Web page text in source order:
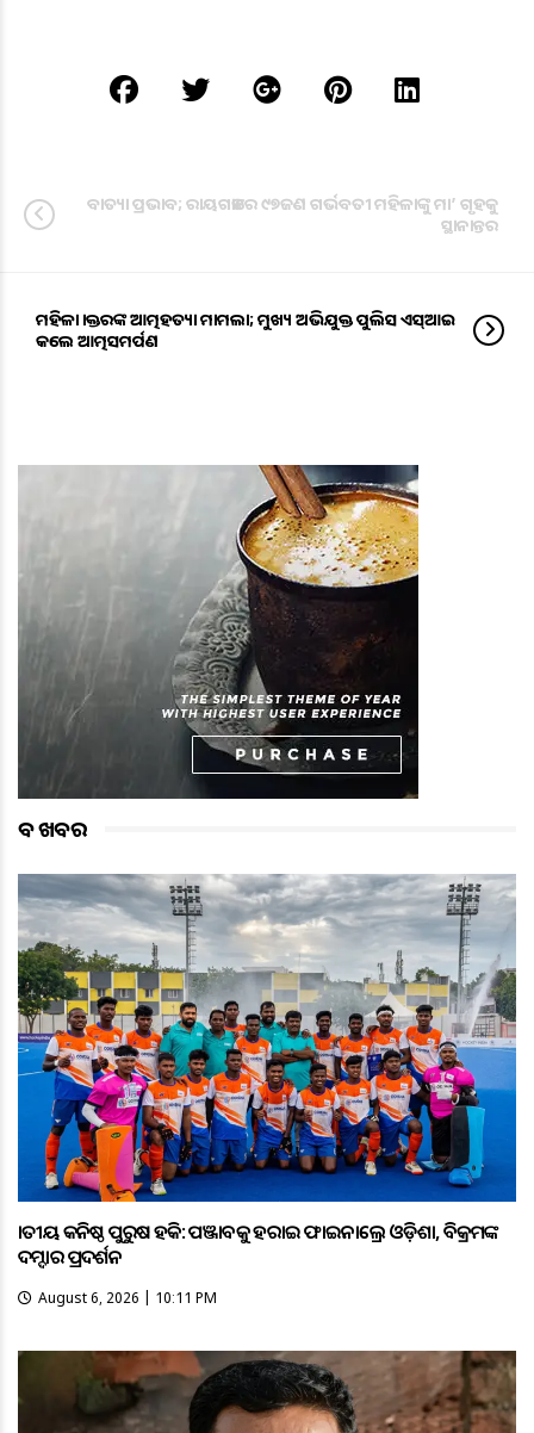
ବାତ୍ୟା ପ୍ରଭାବ; ରାୟଗଡାରେ ୯୭ଜଣ ଗର୍ଭବତୀ ମହିଳାଙ୍କୁ ମା’ ଗୃହକୁ
ସ୍ଥାନାନ୍ତର
ମହିଳା ଡାକ୍ତରଙ୍କ ଆତ୍ମହତ୍ୟା ମାମଲା; ମୁଖ୍ୟ ଅଭିଯୁକ୍ତ ପୁଲିସ ଏସ୍‌ଆଇ
କଲେ ଆତ୍ମସମର୍ପଣ
ବଡ ଖବର
ଜାତୀୟ କନିଷ୍ଠ ପୁରୁଷ ହକି: ପଞ୍ଜାବକୁ ହରାଇ ଫାଇନାଲ୍ରେ ଓଡ଼ିଶା, ବିକ୍ରମଙ୍କ
ଦମ୍ଦାର ପ୍ରଦର୍ଶନ
August 6, 2026 | 10:11 PM